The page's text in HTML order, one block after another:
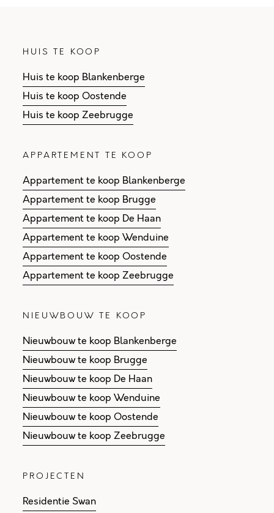
HUIS TE KOOP
Huis te koop Blankenberge
Huis te koop Oostende
Huis te koop Zeebrugge
APPARTEMENT TE KOOP
Appartement te koop Blankenberge
Appartement te koop Brugge
Appartement te koop De Haan
Appartement te koop Wenduine
Appartement te koop Oostende
Appartement te koop Zeebrugge
NIEUWBOUW TE KOOP
Nieuwbouw te koop Blankenberge
Nieuwbouw te koop Brugge
Nieuwbouw te koop De Haan
Nieuwbouw te koop Wenduine
Nieuwbouw te koop Oostende
Nieuwbouw te koop Zeebrugge
PROJECTEN
Residentie Swan